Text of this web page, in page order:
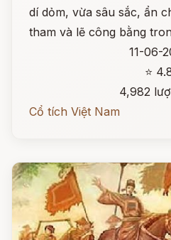
dí dỏm, vừa sâu sắc, ẩn
tham và lẽ công bằng
11-06-
⭐
4,982
Cổ tích Việt Nam